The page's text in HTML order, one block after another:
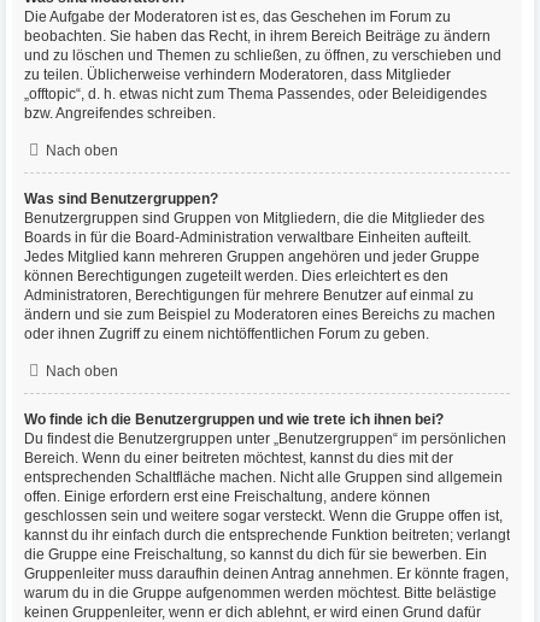
Die Aufgabe der Moderatoren ist es, das Geschehen im Forum zu
beobachten. Sie haben das Recht, in ihrem Bereich Beiträge zu ändern
und zu löschen und Themen zu schließen, zu öffnen, zu verschieben und
zu teilen. Üblicherweise verhindern Moderatoren, dass Mitglieder
„offtopic“, d. h. etwas nicht zum Thema Passendes, oder Beleidigendes
bzw. Angreifendes schreiben.
Nach oben
Was sind Benutzergruppen?
Benutzergruppen sind Gruppen von Mitgliedern, die die Mitglieder des
Boards in für die Board-Administration verwaltbare Einheiten aufteilt.
Jedes Mitglied kann mehreren Gruppen angehören und jeder Gruppe
können Berechtigungen zugeteilt werden. Dies erleichtert es den
Administratoren, Berechtigungen für mehrere Benutzer auf einmal zu
ändern und sie zum Beispiel zu Moderatoren eines Bereichs zu machen
oder ihnen Zugriff zu einem nichtöffentlichen Forum zu geben.
Nach oben
Wo finde ich die Benutzergruppen und wie trete ich ihnen bei?
Du findest die Benutzergruppen unter „Benutzergruppen“ im persönlichen
Bereich. Wenn du einer beitreten möchtest, kannst du dies mit der
entsprechenden Schaltfläche machen. Nicht alle Gruppen sind allgemein
offen. Einige erfordern erst eine Freischaltung, andere können
geschlossen sein und weitere sogar versteckt. Wenn die Gruppe offen ist,
kannst du ihr einfach durch die entsprechende Funktion beitreten; verlangt
die Gruppe eine Freischaltung, so kannst du dich für sie bewerben. Ein
Gruppenleiter muss daraufhin deinen Antrag annehmen. Er könnte fragen,
warum du in die Gruppe aufgenommen werden möchtest. Bitte belästige
keinen Gruppenleiter, wenn er dich ablehnt, er wird einen Grund dafür